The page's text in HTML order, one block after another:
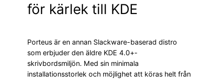
för kärlek till KDE
Porteus är en annan Slackware-baserad distro
som erbjuder den äldre KDE 4.0+-
skrivbordsmiljön. Med sin minimala
installationsstorlek och möjlighet att köras helt från